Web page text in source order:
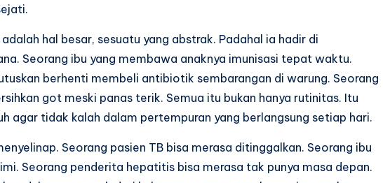
hal besar, sesuatu yang abstrak. Padahal ia hadir di
Seorang ibu yang membawa anaknya imunisasi tepat waktu.
berhenti membeli antibiotik sembarangan di warung. Seorang
got meski panas terik. Semua itu bukan hanya rutinitas. Itu
agar tidak kalah dalam pertempuran yang berlangsung setiap hari.
Seorang pasien TB bisa merasa ditinggalkan. Seorang ibu
Seorang penderita hepatitis bisa merasa tak punya masa depan.